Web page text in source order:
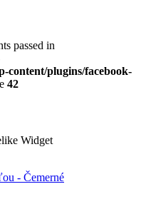
passed in
content/plugins/facebook-
42
- Čemerné